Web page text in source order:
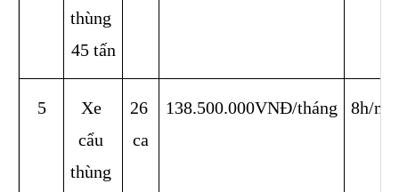
thùng
45 tấn
5
Xe
cẩu
thùng
26
ca
138.500.000VNĐ/tháng 8h/